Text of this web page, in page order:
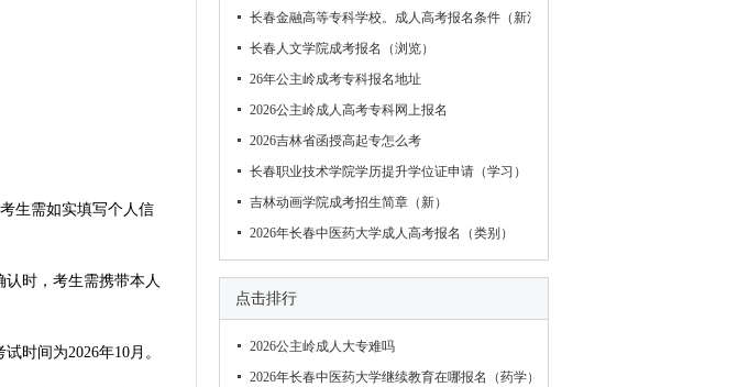
生需如实填写个人信
时，考生需携带本人
时间为2026年10月。
长春金融高等专科学校。成人高考报名条件（新消息）
长春人文学院成考报名（浏览）
26年公主岭成考专科报名地址
2026公主岭成人高考专科网上报名
2026吉林省函授高起专怎么考
长春职业技术学院学历提升学位证申请（学习）
吉林动画学院成考招生简章（新）
2026年长春中医药大学成人高考报名（类别）
点击排行
2026公主岭成人大专难吗
2026年长春中医药大学继续教育在哪报名（药学）